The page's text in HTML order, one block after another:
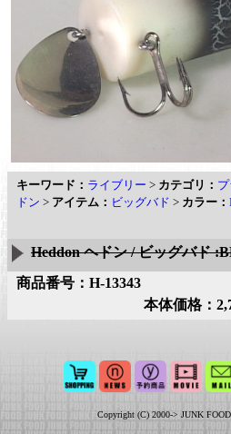
キーワード： ライブリー > カテゴリ：
ドン > アイテム： ビッグバド > カラー：
Heddon ヘドン / ビッグバド
商品番号：H-13343
本体価格：
Copyright (C) 2000-> JUNK